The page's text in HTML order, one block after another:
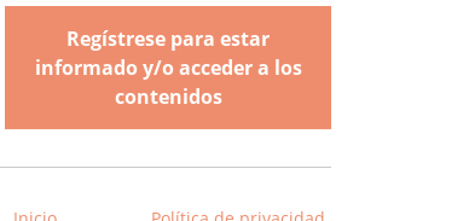
Regístrese para estar
informado y/o acceder a los
contenidos